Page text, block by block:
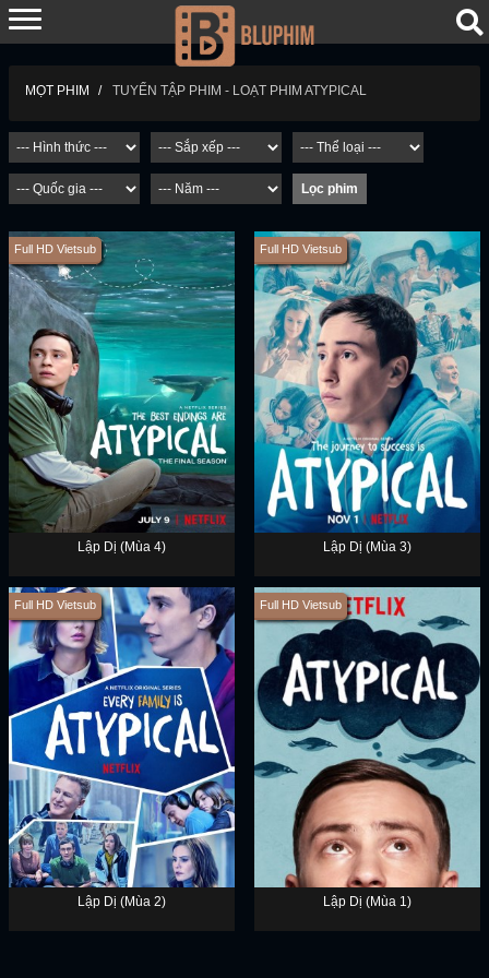
MỌT PHIM TUYỂN TẬP PHIM - LOẠT PHIM ATYPICAL
Full HD Vietsub
Lập Dị (Mùa 4)
Full HD Vietsub
Lập Dị (Mùa 3)
Full HD Vietsub
Lập Dị (Mùa 2)
Full HD Vietsub
Lập Dị (Mùa 1)